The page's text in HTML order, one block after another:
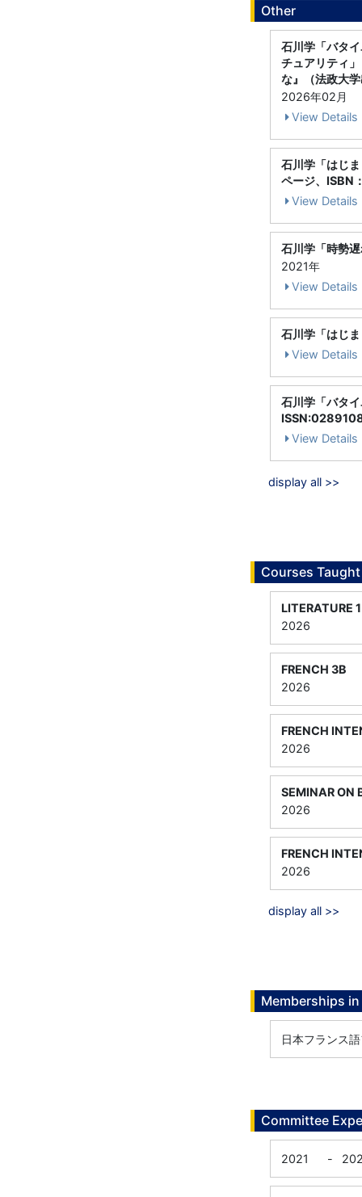
Other
石川学「バタ
チュアリティ
な』（法政大
2026年02月
View Details
石川学「はじ
ページ、
View Details
石川学「時勢
2021年
View Details
石川学「はじ
View Details
石川学「バタ
View Details
display all >>
Courses Taught
LITERATURE 1
2026
FRENCH 3B
2026
FRENCH
2026
SEMINAR ON
2026
FRENCH
2026
display all >>
Memberships
日本フランス
Committee
2021 -